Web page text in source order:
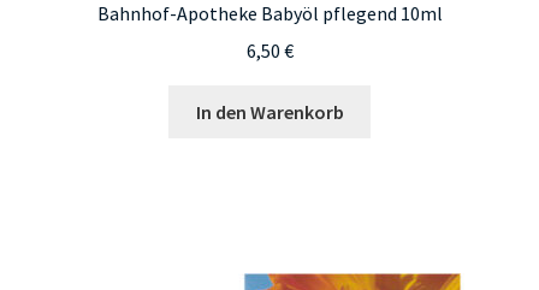
Bahnhof-Apotheke Babyöl pflegend 10ml
6,50 €
In den Warenkorb